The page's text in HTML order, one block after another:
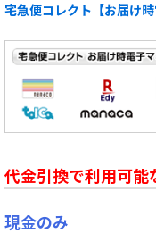
宅急便コレクト【お届け時
代金引換で利用可能
現金のみ